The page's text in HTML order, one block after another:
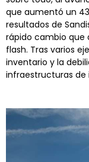
que aumentó un
resultados de
rápido cambio que
flash. Tras varios
inventario y la
infraestructuras de